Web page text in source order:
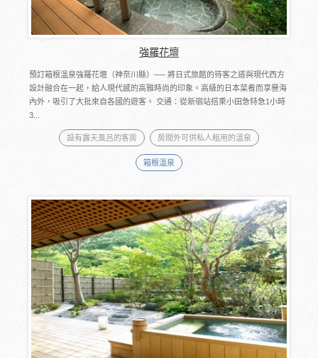
強羅花壇
預訂箱根溫泉強羅花壇（神奈川縣）── 將日式旅館的待客之道與現代西方
設計融合在一起，給人現代感的高雅時尚的印象。高級的日本菜肴而享譽海
內外，吸引了大批來自各國的遊客。 交通：從新宿站搭乘小田急特急1小時
3...
設有露天風呂的客房 房間外可供私人租用的溫泉
箱根溫泉